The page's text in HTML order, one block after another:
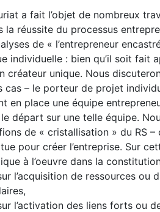
a fait l’objet de nombreux
la réussite du processus
de « l’entrepreneur
individuelle : bien qu’il soit fait
créateur unique. Nous
cas – le porteur de projet
en place une équipe
départ sur une telle équipe.
de « cristallisation » du RS –
pour créer l’entreprise. Sur
à l’oeuvre dans la
l’acquisition de ressources ou
l’activation des liens forts ou